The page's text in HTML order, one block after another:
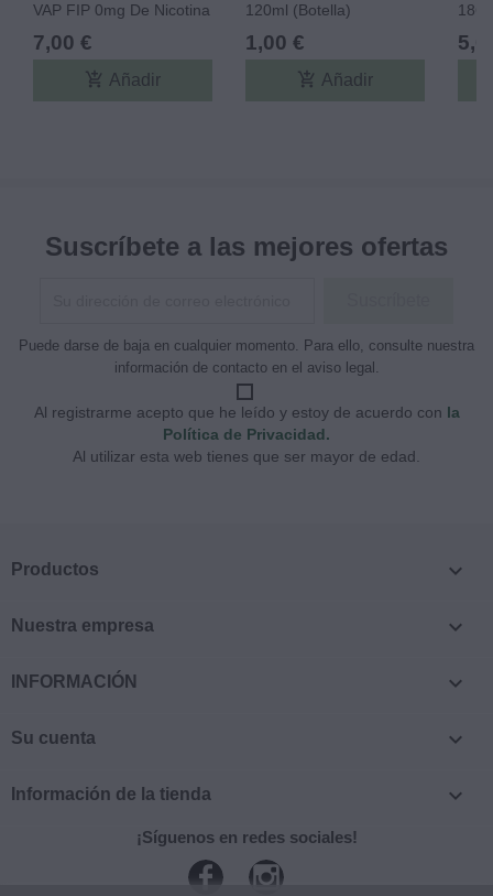
VAP FIP 0mg De Nicotina
7,00 €
add_shopping_cart Añadir
120ml (botella)
1,00 €
add_shopping_cart Añadir
Suscríbete a las mejores ofertas
Puede darse de baja en cualquier momento. Para ello, consulte nuestra
información de contacto en el aviso legal.
Al registrarme acepto que he leído y estoy de acuerdo con la
Política de Privacidad.
Al utilizar esta web tienes que ser mayor de edad.
Productos 
Nuestra empresa 
INFORMACIÓN 
Su cuenta 
Información de la tienda 
¡Síguenos en redes sociales!
Facebook